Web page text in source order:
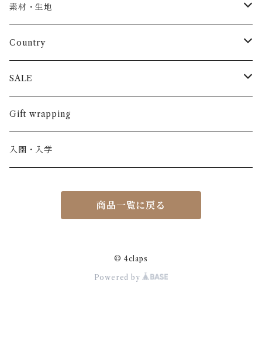
トップス
長袖
半袖
パンツ
長ズボン
半ズボン
スカート
ワンピース
カーディガン / 羽織もの
AS WE GROW
ARCH&LINE
BABE & TESS
BOBOCHOSES
BONHEUR DU JOUR
素材・生地
コットン 100%
リネン( 麻 )
ウール
アルパカ
Country
France / フランス
Italy / イタリア
NY / ニューヨーク
Spain / スペイン
SALE
男の子
女の子
くつ・帽子・Bag
Gift wrapping
入園・入学
商品一覧に戻る
© 4claps
Powered by